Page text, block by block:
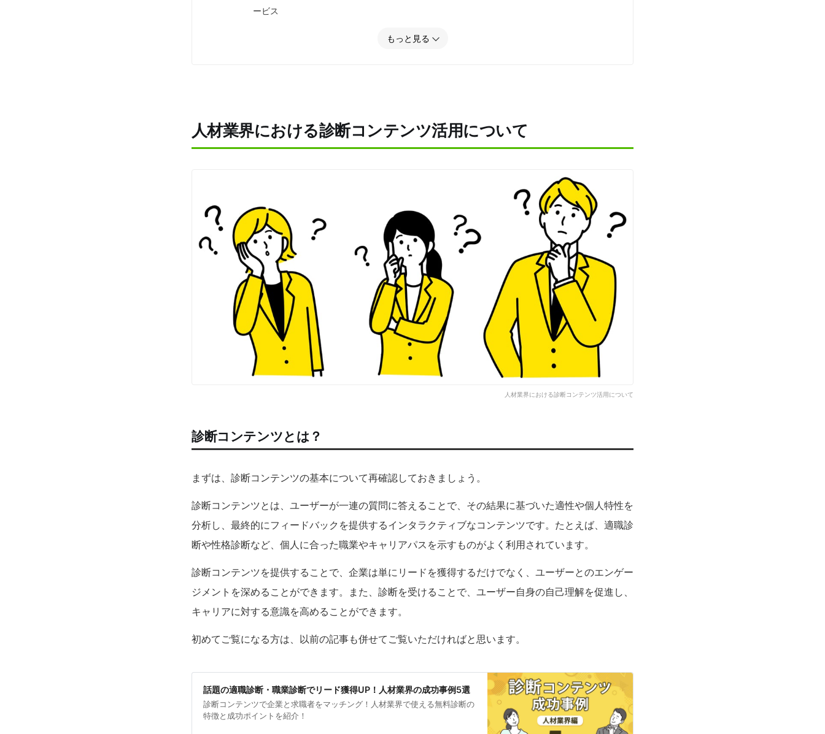
ービス
武将診断（適職診断）｜LHH転職エージェント（Lの転職）
もっと見る
人材業界における診断コンテンツ活用について
人材業界における診断コンテンツ活用について
診断コンテンツとは？
まずは、診断コンテンツの基本について再確認しておきましょう。
診断コンテンツとは、ユーザーが一連の質問に答えることで、その結果に基づいた適性や個人特性を
分析し、最終的にフィードバックを提供するインタラクティブなコンテンツです。たとえば、適職診
断や性格診断など、個人に合った職業やキャリアパスを示すものがよく利用されています。
診断コンテンツを提供することで、企業は単にリードを獲得するだけでなく、ユーザーとのエンゲー
ジメントを深めることができます。また、診断を受けることで、ユーザー自身の自己理解を促進し、
キャリアに対する意識を高めることができます。
初めてご覧になる方は、以前の記事も併せてご覧いただければと思います。
話題の適職診断・職業診断でリード獲得UP！人材業界の成功事例5選
診断コンテンツで企業と求職者をマッチング！人材業界で使える無料診断の
特徴と成功ポイントを紹介！